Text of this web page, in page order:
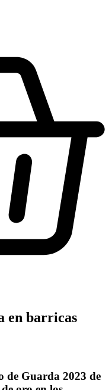
en barricas
de Guarda 2023 de